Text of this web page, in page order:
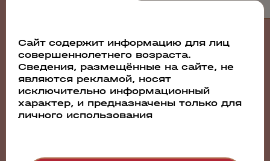
23.07.2026
Сайт содержит информацию для лиц
совершеннолетнего возраста.
Сведения, размещённые на сайте, не
являются рекламой, носят
исключительно информационный
характер, и предназначены только для
личного использования